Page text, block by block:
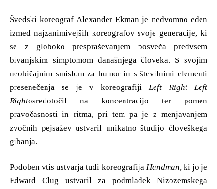
Švedski koreograf Alexander Ekman je nedvomno eden
izmed najzanimivejših koreografov svoje generacije, ki
se z globoko prespraševanjem posveča predvsem
bivanjskim simptomom današnjega človeka. S svojim
neobičajnim smislom za humor in s številnimi elementi
presenečenja se je v koreografiji Left Right Left
Rightosredotočil na koncentracijo ter pomen
pravočasnosti in ritma, pri tem pa je z menjavanjem
zvočnih pejsažev ustvaril unikatno študijo človeškega
gibanja.
Podoben vtis ustvarja tudi koreografija Handman, ki jo je
Edward Clug ustvaril za podmladek Nizozemskega